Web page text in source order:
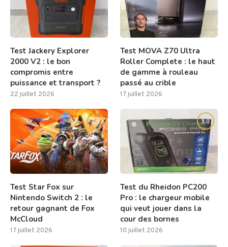
Test Jackery Explorer
2000 V2 : le bon
compromis entre
puissance et transport ?
22 juillet 2026
Test MOVA Z70 Ultra
Roller Complete : le haut
de gamme à rouleau
passé au crible
17 juillet 2026
8.0
Test Star Fox sur
Nintendo Switch 2 : le
retour gagnant de Fox
McCloud
17 juillet 2026
9.0
Test du Rheidon PC200
Pro : le chargeur mobile
qui veut jouer dans la
cour des bornes
10 juillet 2026